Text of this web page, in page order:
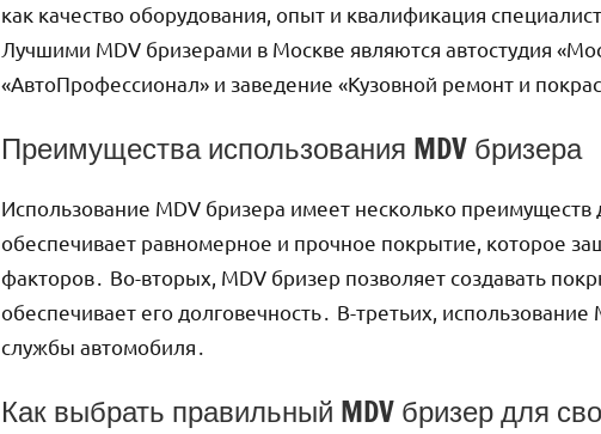
как качество оборудования, опыт и квалификация
Лучшими MDV бризерами в Москве являются автостудия
«АвтоПрофессионал» и заведение «Кузовной ремонт и
Преимущества использования MDV бризера
Использование MDV бризера имеет несколько
обеспечивает равномерное и прочное покрытие, которое
факторов․ Во-вторых, MDV бризер позволяет создавать
обеспечивает его долговечность․ В-третьих,
службы автомобиля․
Как выбрать правильный MDV бризер для